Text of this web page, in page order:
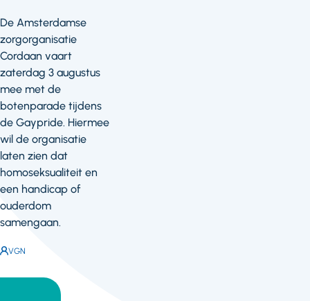
De Amsterdamse
zorgorganisatie
Cordaan vaart
zaterdag 3 augustus
mee met de
botenparade tijdens
de Gaypride. Hiermee
wil de organisatie
laten zien dat
homoseksualiteit en
een handicap of
ouderdom
samengaan.
Auteur:
VGN